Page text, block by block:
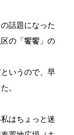
話題になった
の「饗饗」の
いうので、早
。
はちょっと迷